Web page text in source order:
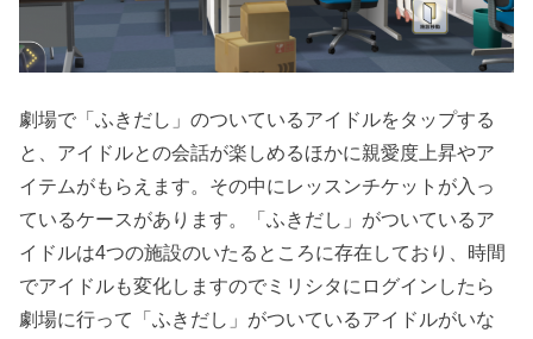
劇場で「ふきだし」のついているアイドルをタップする
と、アイドルとの会話が楽しめるほかに親愛度上昇やア
イテムがもらえます。その中にレッスンチケットが入っ
ているケースがあります。「ふきだし」がついているア
イドルは4つの施設のいたるところに存在しており、時間
でアイドルも変化しますのでミリシタにログインしたら
劇場に行って「ふきだし」がついているアイドルがいな